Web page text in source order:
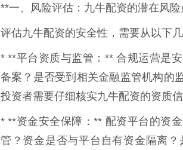
**一、风险评估：九牛配资的潜在风险
评估九牛配资的安全性，需要从以下
* **平台资质与监管：** 合规运营是
备案？是否受到相关金融监管机构的
投资者需要仔细核实九牛配资的资质
* **资金安全保障：** 配资平台的资
管？资金是否与平台自有资金隔离